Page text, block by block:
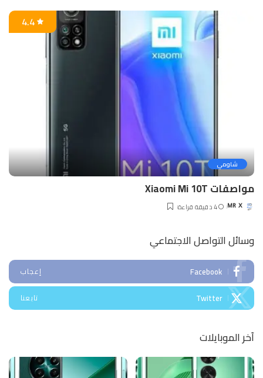
شاومي
4.4
مواصفات Xiaomi Mi 10T
Posted
MR X 4 دقيقة قراءة
وسائل التواصل الاجتماعي
Facebook إعجاب
Twitter تابعنا
آخر الموبايلات